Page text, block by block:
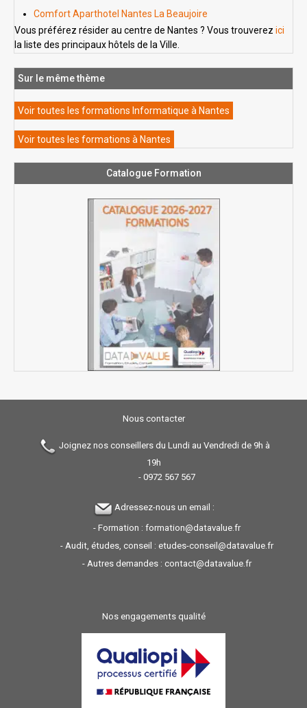
Comfort Aparthotel Nantes La Beaujoire
Vous préférez résider au centre de Nantes ? Vous trouverezici
la liste des principaux hôtels de la Ville.
Sur le même thème
Voir toutes les formations Informatique à Nantes
Voir toutes les formations à Nantes
Catalogue Formation
Nous contacter
Joignez nos conseillers du Lundi au Vendredi de 9h à
19h
- 0972 567 567
Adressez-nous un email :
- Formation : formation@datavalue.fr
- Audit, études, conseil : etudes-conseil@datavalue.fr
- Autres demandes : contact@datavalue.fr
Nos engagements qualité